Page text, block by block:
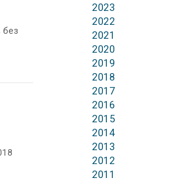
без
2023
2022
2021
2020
2019
2018
2017
2016
2015
2014
2013
2012
2011